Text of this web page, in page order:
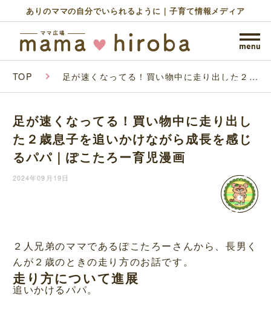
ありのママの自分でいられるように｜子育て情報メディア
TOP 足が速くなってる！買い物中に走り出した２歳
たろー育児漫画
足が速くなってる！買い物中に走り出し
た２歳息子を追いかけながら成長を感じ
るパパ｜ぽこたろー育児漫画
2024年09月19日
２人兄弟のママであるぽこたろーさんから、長男く
んが２歳のときの走り方のお話です。
走り方について進展
追いかけるパパ。